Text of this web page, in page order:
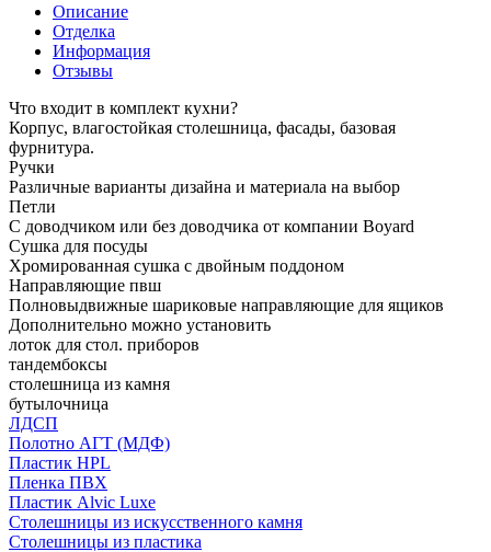
Описание
Отделка
Информация
Отзывы
Что входит в комплект кухни?
Корпус, влагостойкая столешница, фасады, базовая
фурнитура.
Ручки
Различные варианты дизайна и материала на выбор
Петли
С доводчиком или без доводчика от компании Boyard
Сушка для посуды
Хромированная сушка с двойным поддоном
Направляющие пвш
Полновыдвижные шариковые направляющие для ящиков
Дополнительно можно установить
лоток для стол. приборов
тандембоксы
столешница из камня
бутылочница
ЛДСП
Полотно АГТ (МДФ)
Пластик HPL
Пленка ПВХ
Пластик Alvic Luxe
Столешницы из искусственного камня
Столешницы из пластика